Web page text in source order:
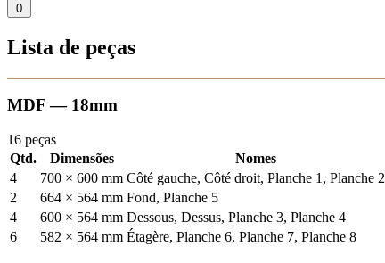
0
Lista de peças
MDF — 18mm
16 peças
Qtd.
Dimensões
Nomes
4
700 × 600 mm Côté gauche, Côté droit, Planche 1, Planche 2
2
664 × 564 mm Fond, Planche 5
4
600 × 564 mm Dessous, Dessus, Planche 3, Planche 4
6
582 × 564 mm Étagère, Planche 6, Planche 7, Planche 8